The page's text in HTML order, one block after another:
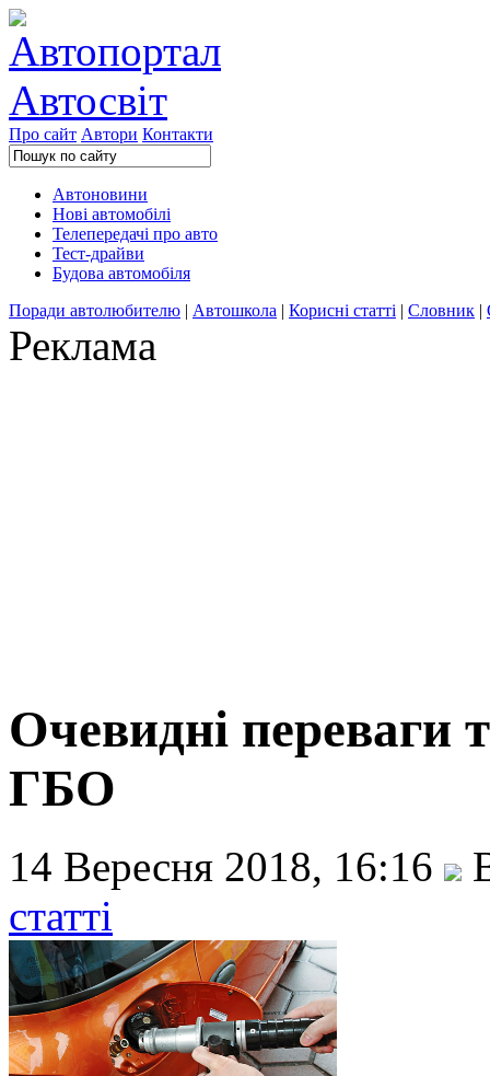
Про сайт Автори Контакти
Автоновини
Нові автомобілі
Телепередачі про авто
Тест-драйви
Будова автомобіля
Поради автолюбителю | Автошкола | Корисні статті | Словник |
Реклама
Очевидні переваги
ГБО
14 Вересня 2018, 16:16
статті